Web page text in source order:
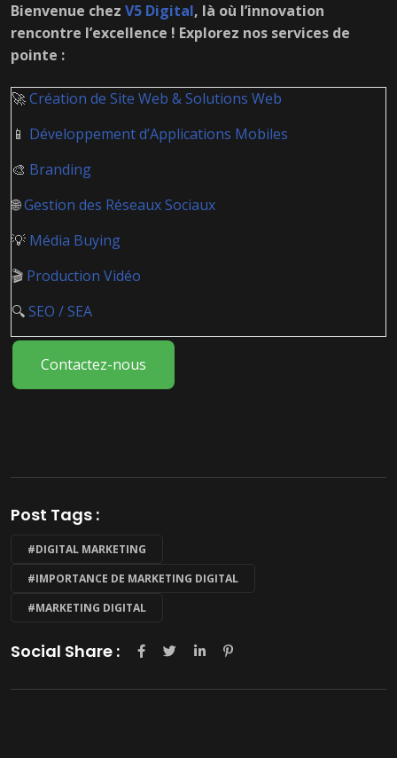
Bienvenue chez V5 Digital, là où l’innovation
rencontre l’excellence ! Explorez nos services de
pointe :
🚀Création de Site Web & Solutions Web
📱 Développement d’Applications Mobiles
🎨 Branding
🌐Gestion des Réseaux Sociaux
💡 Média Buying
🎬 Production Vidéo
🔍SEO / SEA
Contactez-nous
Post Tags :
#DIGITAL MARKETING
#IMPORTANCE DE MARKETING DIGITAL
#MARKETING DIGITAL
Social Share :